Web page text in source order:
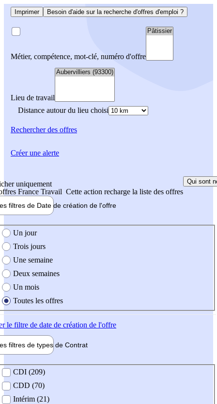
Imprimer Besoin d'aide sur la recherche d'offres d'emploi ?
Métier, compétence, mot-clé, numéro d'offre
Lieu de travail
Distance autour du lieu choisi
Rechercherdes offres
uniquement
France Travail Cette action recharge la liste des offres
Qui sont
filtres de Date de création de l'offre
création de l'offre
Un jour
Trois jours
Une semaine
Deux semaines
Un mois
Toutes les offres
le filtre de date de création de l'offre
filtres de types de Contrat
contrat
CDI (209)
CDD (70)
Intérim (21)
Créer une alerte